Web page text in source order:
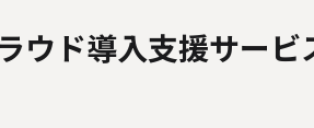
ウド導入支援サー